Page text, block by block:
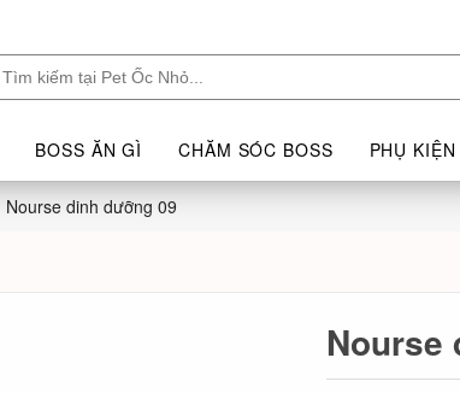
BOSS ĂN GÌ CHĂM SÓC BOSS PHỤ KIỆN
Nourse dinh dưỡng 09
Nourse